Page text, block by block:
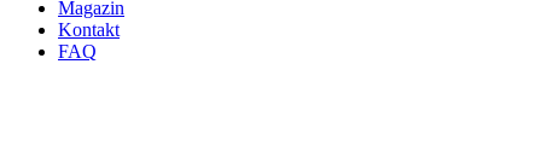
Magazin
Kontakt
FAQ